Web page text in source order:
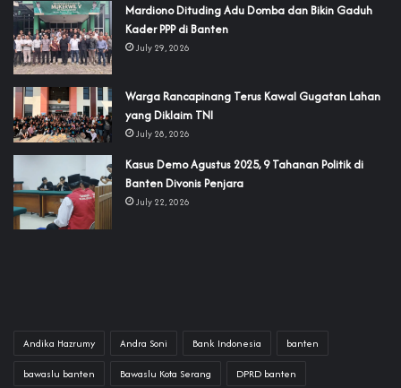
‎Mardiono Dituding Adu Domba dan Bikin Gaduh
Kader PPP di Banten
July 29, 2026
‎Warga Rancapinang Terus Kawal Gugatan Lahan
yang Diklaim TNI‎‎
July 28, 2026
‎Kasus Demo Agustus 2025, 9 Tahanan Politik di
Banten Divonis Penjara
July 22, 2026
Andika Hazrumy Andra Soni Bank Indonesia banten
bawaslu banten Bawaslu Kota Serang DPRD banten